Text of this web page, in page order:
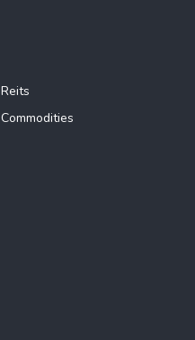
Reits
Commodities